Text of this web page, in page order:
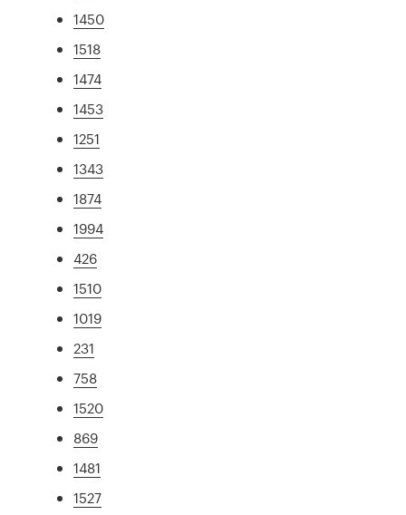
1450
1518
1474
1453
1251
1343
1874
1994
426
1510
1019
231
758
1520
869
1481
1527